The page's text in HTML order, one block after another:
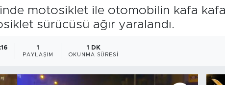
motosiklet ile otomobilin kafa
sürücüsü ağır yaralandı.
1
PAYLAŞIM
1 DK
OKUNMA SÜRESI